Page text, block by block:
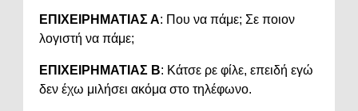
ΕΠΙΧΕΙΡΗΜΑΤΙΑΣ Α: Που να πάμε; Σε ποιον
λογιστή να πάμε;
ΕΠΙΧΕΙΡΗΜΑΤΙΑΣ Β: Κάτσε ρε φίλε, επειδή εγώ
δεν έχω μιλήσει ακόμα στο τηλέφωνο.